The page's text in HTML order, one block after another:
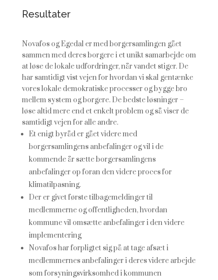
Resultater
Novafos ogEgedaler med borgersamlingen gået
sammen med deres borgere i et unikt samarbejde om
at løse de lokale udfordringer, når vandet stiger. De
har samtidigt vist vejen for hvordan vi skal gentænke
vores lokale demokratiske processer og bygge bro
mellem system og borgere. De bedste løsninger –
løse altid mere end et enkelt problem og så viser de
samtidigt vejen for alle andre.
Et enigt byråd er gået videre med
borgersamlingens anbefalinger og vil i de
kommende år sætte borgersamlingens
anbefalinger op foran den videre proces for
klimatilpasning.
Der er givet første tilbagemeldinger til
medlemmerne og offentligheden, hvordan
kommune vil omsætte anbefalinger i den videre
implementering
Novafos har forpligtet sig på at tage afsæt i
medlemmernes anbefalinger i deres videre arbejde
som forsyningsvirksomhed i kommunen